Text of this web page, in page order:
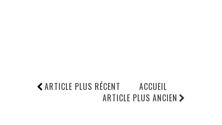
ARTICLE PLUS RÉCENT
ARTICLE PLUS ANCIEN
ACCUEIL